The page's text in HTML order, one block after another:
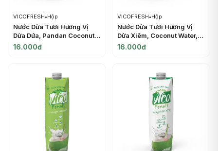
VICOFRESH•Hộp
Nước Dừa Tươi Hương Vị
Dừa Dứa, Pandan Coconut
Water, 11.2 fl oz (330ml) -
16.000đ
VICOFRESH•Hộp
Nước Dừa Tươi Hương Vị
Dừa Xiêm, Coconut Water,
11.2 fl oz (330ml) -
16.000đ